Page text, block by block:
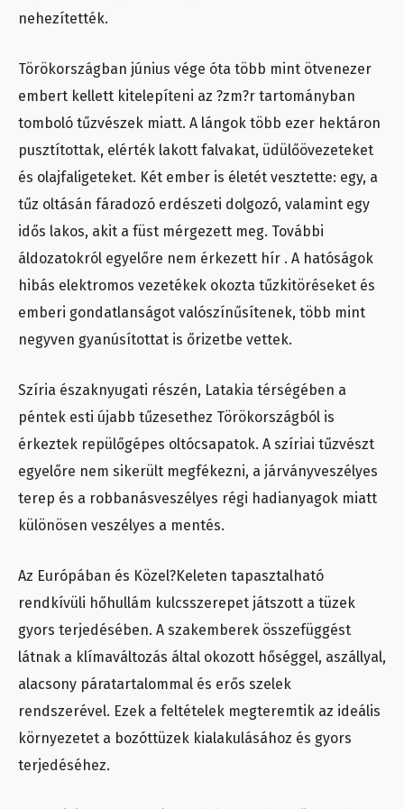
nehezítették.
Törökországban június vége óta több mint ötvenezer
embert kellett kitelepíteni az ?zm?r tartományban
tomboló tűzvészek miatt. A lángok több ezer hektáron
pusztítottak, elérték lakott falvakat, üdülőövezeteket
és olajfaligeteket. Két ember is életét vesztette: egy, a
tűz oltásán fáradozó erdészeti dolgozó, valamint egy
idős lakos, akit a füst mérgezett meg. További
áldozatokról egyelőre nem érkezett hír . A hatóságok
hibás elektromos vezetékek okozta tűzkitöréseket és
emberi gondatlanságot valószínűsítenek, több mint
negyven gyanúsítottat is őrizetbe vettek.
Szíria északnyugati részén, Latakia térségében a
péntek esti újabb tűzesethez Törökországból is
érkeztek repülőgépes oltócsapatok. A szíriai tűzvészt
egyelőre nem sikerült megfékezni, a járványveszélyes
terep és a robbanásveszélyes régi hadianyagok miatt
különösen veszélyes a mentés.
Az Európában és Közel?Keleten tapasztalható
rendkívüli hőhullám kulcsszerepet játszott a tüzek
gyors terjedésében. A szakemberek összefüggést
látnak a klímaváltozás által okozott hőséggel, aszállyal,
alacsony páratartalommal és erős szelek
rendszerével. Ezek a feltételek megteremtik az ideális
környezetet a bozóttüzek kialakulásához és gyors
terjedéséhez.